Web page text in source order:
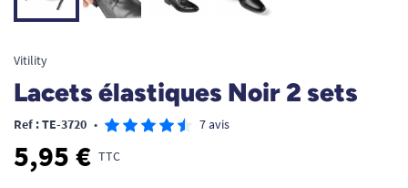
Vitility
Lacets élastiques Noir 2 sets
Ref : TE-3720 • 7 avis
5,95 € TTC